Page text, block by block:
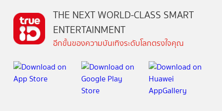
THE NEXT WORLD-CLASS SMART
ENTERTAINMENT
อีกขั้นของความบันเทิงระดับโลกตรงใจคุณ